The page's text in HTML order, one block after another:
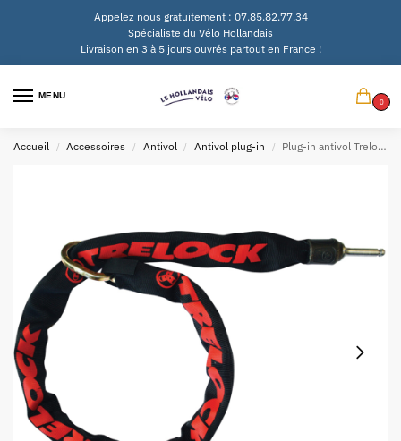
Appelez nous gratuitement : 07.85.82.77.34
Spécialiste du Vélo Hollandais
Livraison en 3 à 5 jours ouvrés partout en France !
MENU
0
Accueil / Accessoires / Antivol / Antivol plug-in / Plug-in antivol Trelock ZR 455/100 sans sacoche